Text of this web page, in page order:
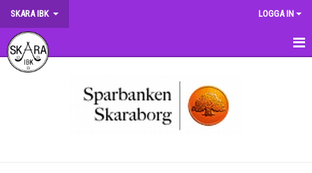
SKARA IBK LOGGA IN
HEM